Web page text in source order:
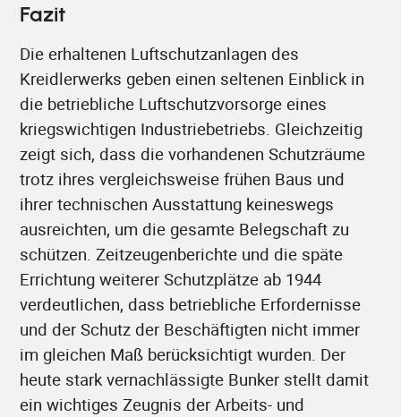
Fazit
Die erhaltenen Luftschutzanlagen des
Kreidlerwerks geben einen seltenen Einblick in
die betriebliche Luftschutzvorsorge eines
kriegswichtigen Industriebetriebs. Gleichzeitig
zeigt sich, dass die vorhandenen Schutzräume
trotz ihres vergleichsweise frühen Baus und
ihrer technischen Ausstattung keineswegs
ausreichten, um die gesamte Belegschaft zu
schützen. Zeitzeugenberichte und die späte
Errichtung weiterer Schutzplätze ab 1944
verdeutlichen, dass betriebliche Erfordernisse
und der Schutz der Beschäftigten nicht immer
im gleichen Maß berücksichtigt wurden. Der
heute stark vernachlässigte Bunker stellt damit
ein wichtiges Zeugnis der Arbeits- und